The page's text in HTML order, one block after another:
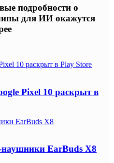
подробности о
для ИИ окажутся
10 раскрыт в Play Store
Pixel 10 раскрыт в
EarBuds X8
EarBuds X8